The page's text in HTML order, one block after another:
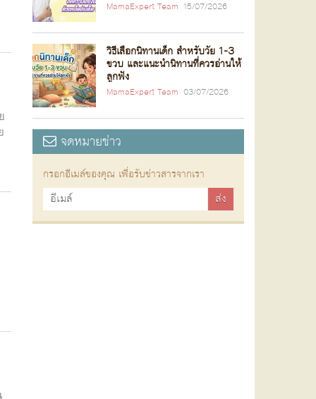
MamaExpert Team 15/07/2026
วิธีเลือกนิทานเด็ก สำหรับวัย 1-3
ขวบ และแนะนำนิทานที่ควรอ่านให้
ลูกฟัง
MamaExpert Team 03/07/2026
จดหมายข่าว
กรอกอีเมล์ของคุณ เพื่อรับข่าวสารจากเรา